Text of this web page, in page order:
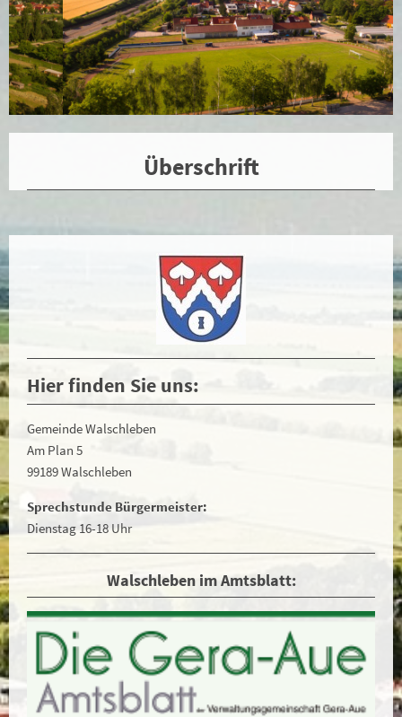
Überschrift
Hier finden Sie uns:
Gemeinde Walschleben
Am Plan 5
99189 Walschleben
Sprechstunde Bürgermeister:
Dienstag 16-18 Uhr
Walschleben im Amtsblatt: